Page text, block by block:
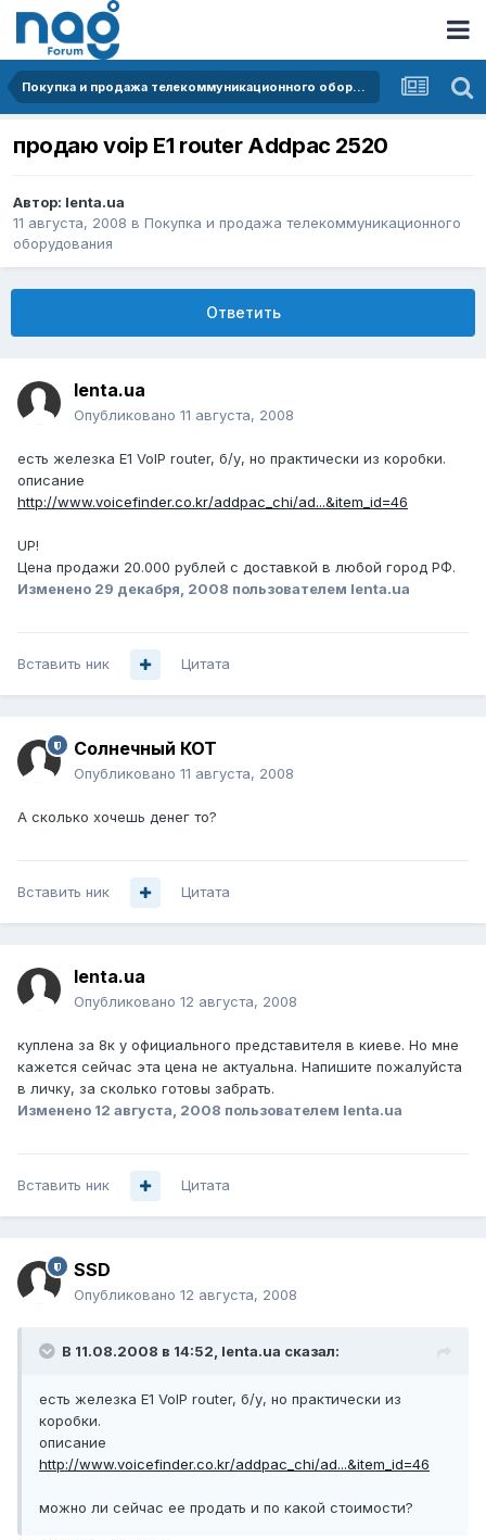
Покупка и продажа телекоммуникационного оборудования
продаю voip E1 router Addpac 2520
Автор: lenta.ua
11 августа, 2008 в Покупка и продажа телекоммуникационного
оборудования
Ответить
lenta.ua
Опубликовано 11 августа, 2008
есть железка Е1 VoIP router, б/у, но практически из коробки.
описание
http://www.voicefinder.co.kr/addpac_chi/ad...&item_id=46
UP!
Цена продажи 20.000 рублей с доставкой в любой город РФ.
Изменено 29 декабря, 2008 пользователем lenta.ua
Вставить ник Цитата
Солнечный КОТ
Опубликовано 11 августа, 2008
А сколько хочешь денег то?
Вставить ник Цитата
lenta.ua
Опубликовано 12 августа, 2008
куплена за 8к у официального представителя в киеве. Но мне
кажется сейчас эта цена не актуальна. Напишите пожалуйста
в личку, за сколько готовы забрать.
Изменено 12 августа, 2008 пользователем lenta.ua
Вставить ник Цитата
SSD
Опубликовано 12 августа, 2008
В 11.08.2008 в 14:52, lenta.ua сказал:
есть железка Е1 VoIP router, б/у, но практически из
коробки.
описание
http://www.voicefinder.co.kr/addpac_chi/ad...&item_id=46
можно ли сейчас ее продать и по какой стоимости?